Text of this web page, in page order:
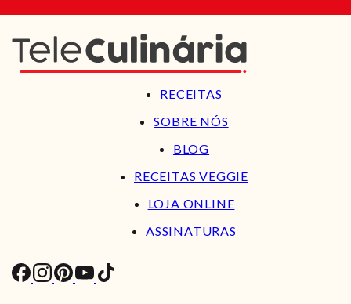
RECEITAS
SOBRE NÓS
BLOG
RECEITAS VEGGIE
LOJA ONLINE
ASSINATURAS